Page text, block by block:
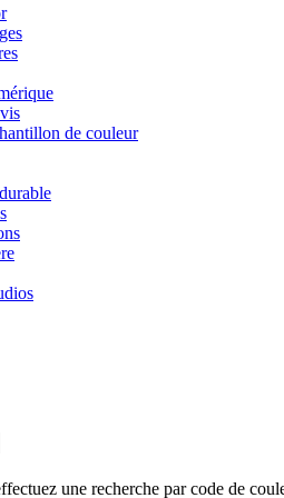
de couleur
une recherche par code de